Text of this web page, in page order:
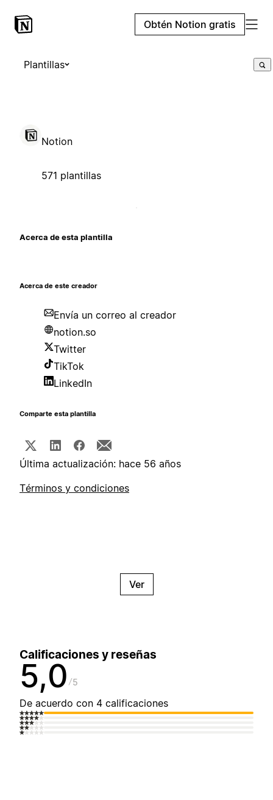
Obtén Notion gratis
Plantillas
Notion
571 plantillas
Acerca de esta plantilla
Acerca de este creador
Envía un correo al creador
notion.so
Twitter
TikTok
LinkedIn
Comparte esta plantilla
Última actualización: hace 56 años
Términos y condiciones
Ver
Calificaciones y reseñas
5,0 5
De acuerdo con 4 calificaciones